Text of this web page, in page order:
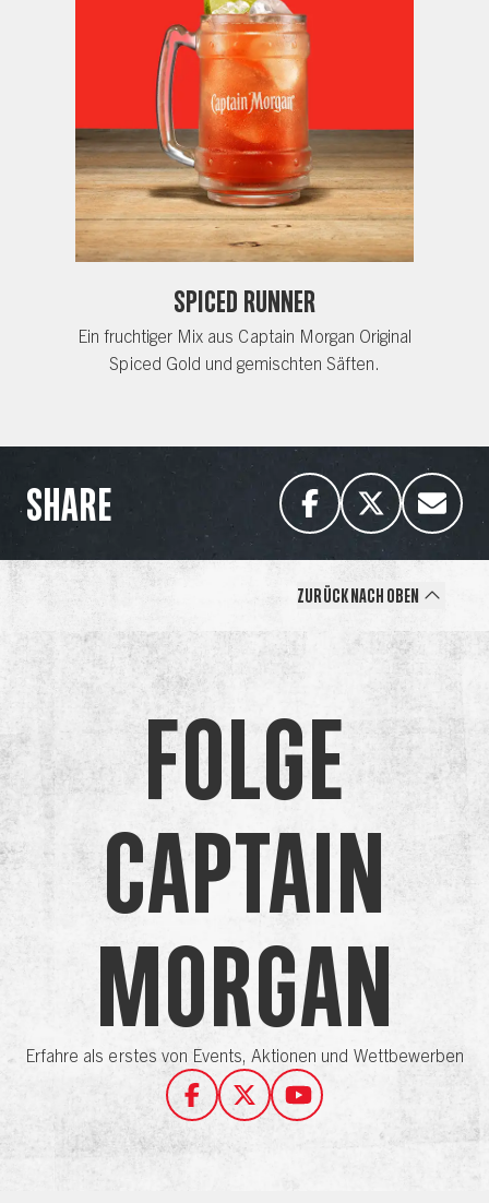
Spiced Runner
Ein fruchtiger Mix aus Captain Morgan Original
Spiced Gold und gemischten Säften.
SHARE
Zurück nach oben
Folge
Captain
Morgan
Erfahre als erstes von Events, Aktionen und Wettbewerben